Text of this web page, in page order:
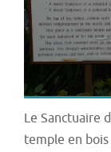
Le Sanctuaire
temple en